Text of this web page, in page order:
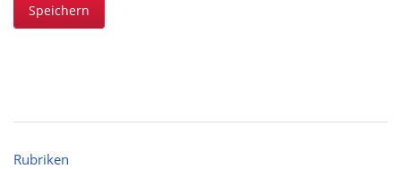
Speichern
Rubriken